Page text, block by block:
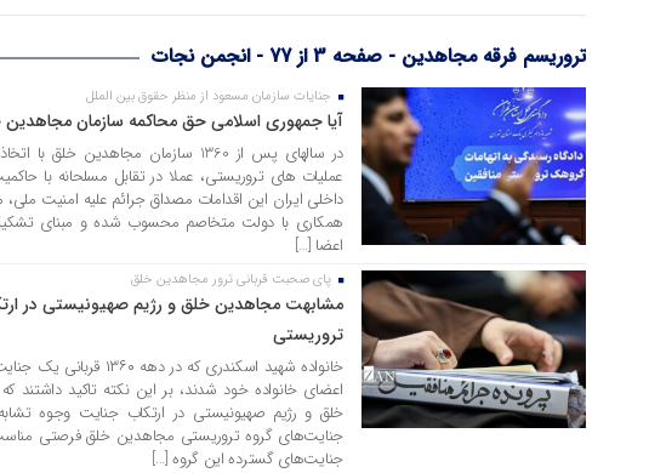
تروریسم فرقه مجاهدین - صفحه 3 از 77 - انجمن نجات
17 آبان 1404
جنایات سازمان مسعود از منظر حقوق بین الملل
آیا جمهوری اسلامی حق محاکمه سازمان مجاهدین
در سالهای پس از 1360 سازمان مجاهدین
عملیات های تروریستی، عملا در تقابل مسلحانه با
داخلی ایران این اقدامات مصداق جرائم علیه امنیت
همکاری با دولت متخاصم محسوب شده و مبنای
اعضا […]
11 آبان 1404
پای صحبت قربانی ترور مجاهدین خلق
مشابهت مجاهدین خلق و رژیم صهیونیستی در
تروریستی
خانواده شهید اسکندری که در
اعضای خانواده خود شدند، بر این نکته تاکید داشتند
خلق و رژیم صهیونیستی در ارتکاب جنایت وجوه
جنایت‌های گروه تروریستی مجاهدین خلق فرصتی مناسب
جنایت‌های گسترده این گروه […]